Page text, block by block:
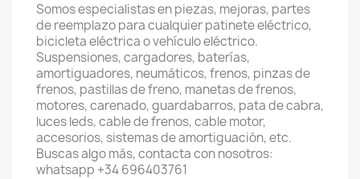
Somos especialistas en piezas, mejoras, partes
de reemplazo para cualquier patinete eléctrico,
bicicleta eléctrica o vehículo eléctrico.
Suspensiones, cargadores, baterías,
amortiguadores, neumáticos, frenos, pinzas de
frenos, pastillas de freno, manetas de frenos,
motores, carenado, guardabarros, pata de cabra,
luces leds, cable de frenos, cable motor,
accesorios, sistemas de amortiguación, etc.
Buscas algo más, contacta con nosotros:
whatsapp +34 696403761